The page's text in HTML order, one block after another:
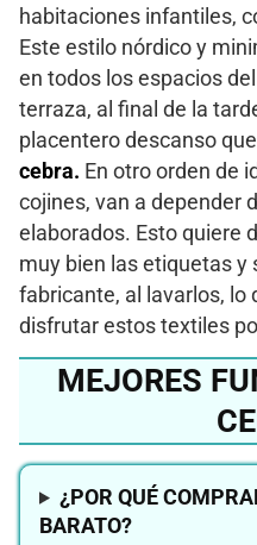
habitaciones infantiles,
Este estilo nórdico y
en todos los espacios
terraza, al final de la
placentero descanso
cebra. En otro orden de
cojines, van a depender
elaborados. Esto quiere
muy bien las etiquetas y
fabricante, al lavarlos, lo
disfrutar estos textiles
MEJORES
¿POR QUÉ
BARATO?